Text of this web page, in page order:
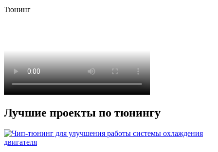
Тюнинг
Лучшие проекты по тюнингу